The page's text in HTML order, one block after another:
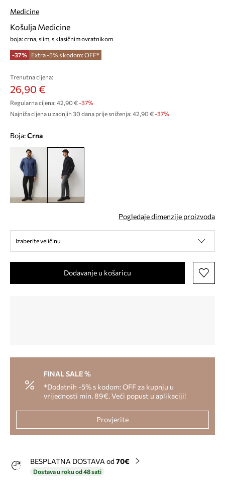
Medicine
Košulja Medicine
boja: crna, slim, s klasičnim ovratnikom
-37% Extra -5% s kodom: OFF*
Trenutna cijena:
26,90 €
Regularna cijena: 42,90 €-37%
Najniža cijena u zadnjih 30 dana prije sniženja: 42,90 € -37%
Boja: crna
Pogledaje dimenzije proizvoda
Izaberite veličinu
Dodavanje u košaricu
FINAL SALE %
*Dodatnih -5% s kodom: OFF za kupnju u
vrijednosti min. 89€. Veći popust u aplikaciji!
Provjerite
BESPLATNA DOSTAVA od 70€
Dostava u roku od 48 sati